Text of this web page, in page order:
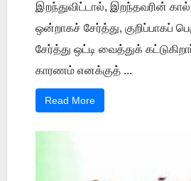
இறந்துவிட்டால், இறந்தவரின்
ஒன்றாகச் சேர்த்து, குறிப்பாகப்
சேர்த்து ஒட்டி வைத்துக்
காரணம் எனக்குத் ...
Read More